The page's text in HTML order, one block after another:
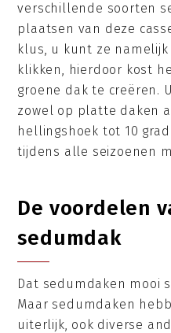
verschillende soorten
plaatsen van deze
klus, u kunt ze
klikken, hierdoor kost
groene dak te creëren.
zowel op platte daken
hellingshoek tot 10
tijdens alle seizoenen
De voordelen
sedumdak
Dat sedumdaken mooi
Maar sedumdaken
uiterlijk, ook diverse